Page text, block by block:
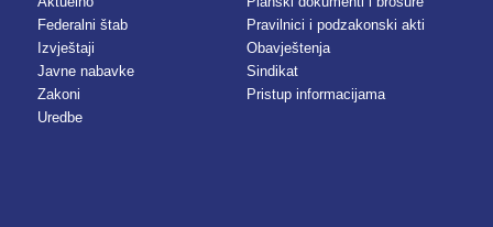
Federalni štab
Izvještaji
Javne nabavke
Zakoni
Uredbe
Pravilnici i podzakonski akti
Obavještenja
Sindikat
Pristup informacijama